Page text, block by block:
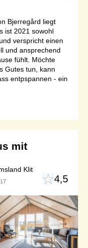
Bjerregård liegt
ist 2021 sowohl
verspricht einen
und ansprechend
fühlt. Möchte
Gutes tun, kann
entpspannen - ein
mit
Klit
4,5